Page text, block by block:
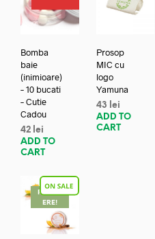
Bomba
baie
(inimioare)
– 10 bucati
– Cutie
Cadou
42 lei
ADD TO
CART
Prosop
MIC cu
logo
Yamuna
43
lei
ADD TO
CART
REDUC
ERE!